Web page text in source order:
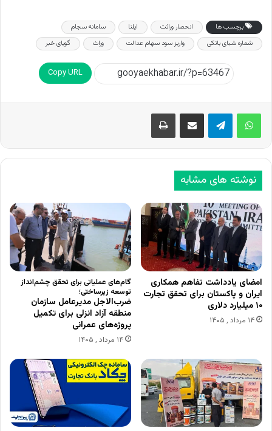
برچسب ها انحصار وراثت ایلنا
سامانه سجام
شماره شبای بانکی
واریز سود سهام عدالت وراث گویای خبر
Copy URL
اشتراک گذاری از طریق ایمیل چاپ
نوشته های مشابه
امضای یادداشت تفاهم همکاری
ایران و پاکستان برای تحقق تجارت
۱۰ میلیارد دلاری
۱۴ مرداد , ۱۴۰۵
گام‌های عملیاتی برای تحقق چشم‌انداز
توسعه زیرساختی؛
ضرب‌الاجل مدیرعامل سازمان
منطقه آزاد انزلی برای تکمیل
پروژه‌های عمرانی
۱۴ مرداد , ۱۴۰۵